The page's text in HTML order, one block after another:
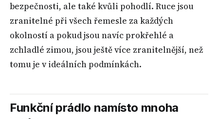
bezpečnosti, ale také kvůli pohodlí. Ruce jsou
zranitelné při všech řemesle za každých
okolností a pokud jsou navíc prokřehlé a
zchladlé zimou, jsou ještě více zranitelnější, než
tomu je v ideálních podmínkách.
Funkční prádlo namísto mnoha